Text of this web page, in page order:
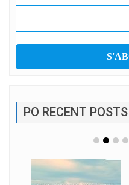
PO RECENT POSTS